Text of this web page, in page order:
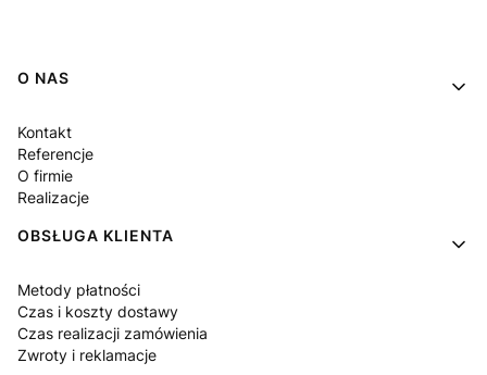
Linki w stopce
O NAS
Kontakt
Referencje
O firmie
Realizacje
OBSŁUGA KLIENTA
Metody płatności
Czas i koszty dostawy
Czas realizacji zamówienia
Zwroty i reklamacje